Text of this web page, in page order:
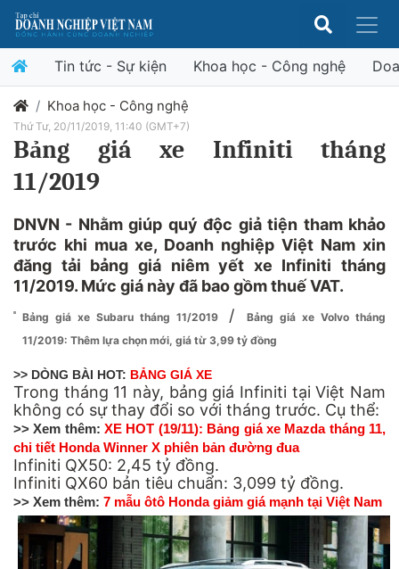
Tin tức - Sự kiện Khoa học - Công nghệ
Khoa học - Công nghệ
Thứ Tư, 20/11/2019, 11:40 (GMT+7)
Bảng giá xe Infiniti tháng
11/2019
DNVN - Nhằm giúp quý độc giả tiện tham khảo
trước khi mua xe, Doanh nghiệp Việt Nam xin
đăng tải bảng giá niêm yết xe Infiniti tháng
11/2019. Mức giá này đã bao gồm thuế VAT.
Bảng giá xe Subaru tháng 11/2019 /
Bảng giá xe Volvo tháng
11/2019: Thêm lựa chọn mới, giá từ 3,99 tỷ đồng
>> DÒNG BÀI HOT: BẢNG GIÁ XE
Trong tháng 11 này, bảng giá Infiniti tại Việt Nam
không có sự thay đổi so với tháng trước. Cụ thể:
>> Xem thêm:XE HOT (19/11): Bảng giá xe Mazda tháng 11,
chi tiết Honda Winner X phiên bản đường đua
Infiniti QX50: 2,45 tỷ đồng.
Infiniti QX60 bản tiêu chuẩn: 3,099 tỷ đồng.
>> Xem thêm: 7 mẫu ôtô Honda giảm giá mạnh tại Việt Nam